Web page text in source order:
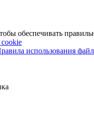
обеспечивать
использования